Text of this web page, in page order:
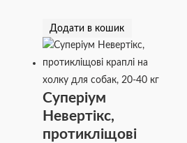
Додати в кошик
Суперіум
Невертікс,
протикліщові